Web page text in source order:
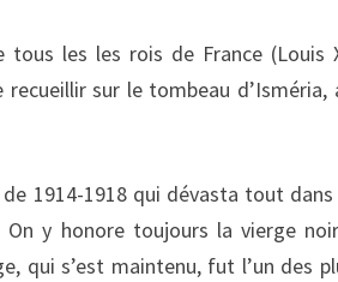
tous les les rois de France (Louis
sur le tombeau d’Isméria,
1914-1918 qui dévasta tout
y honore toujours la vierge
qui s’est maintenu, fut l’un des